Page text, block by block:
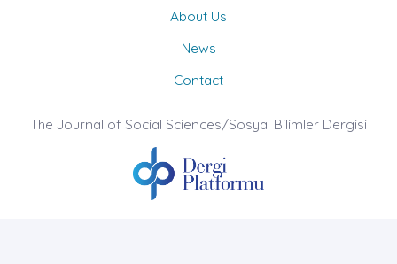
About Us
News
Contact
The Journal of Social Sciences/Sosyal Bilimler Dergisi